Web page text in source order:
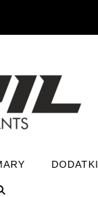
DODATKI